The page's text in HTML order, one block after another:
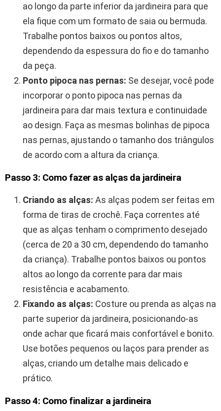
ao longo da parte inferior da jardineira para que
ela fique com um formato de saia ou bermuda.
Trabalhe pontos baixos ou pontos altos,
dependendo da espessura do fio e do tamanho
da peça.
Ponto pipoca nas pernas: Se desejar, você pode
incorporar o ponto pipoca nas pernas da
jardineira para dar mais textura e continuidade
ao design. Faça as mesmas bolinhas de pipoca
nas pernas, ajustando o tamanho dos triângulos
de acordo com a altura da criança.
Passo 3: Como fazer as alças da jardineira
Criando as alças: As alças podem ser feitas em
forma de tiras de crochê. Faça correntes até
que as alças tenham o comprimento desejado
(cerca de 20 a 30 cm, dependendo do tamanho
da criança). Trabalhe pontos baixos ou pontos
altos ao longo da corrente para dar mais
resistência e acabamento.
Fixando as alças: Costure ou prenda as alças na
parte superior da jardineira, posicionando-as
onde achar que ficará mais confortável e bonito.
Use botões pequenos ou laços para prender as
alças, criando um detalhe mais delicado e
prático.
Passo 4: Como finalizar a jardineira